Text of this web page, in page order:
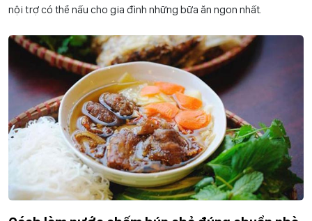
nội trợ có thể nấu cho gia đình những bữa ăn ngon nhất.